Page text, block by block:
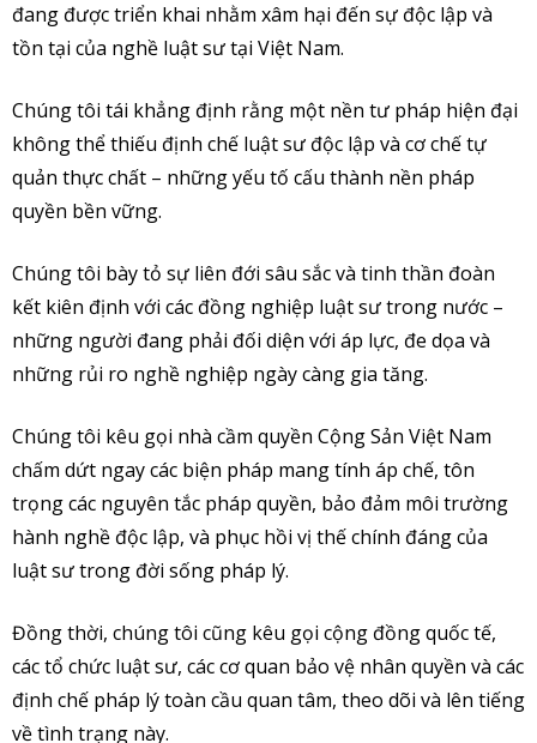
đang được triển khai nhằm xâm hại đến sự độc lập và
tồn tại của nghề luật sư tại Việt Nam.
Chúng tôi tái khẳng định rằng một nền tư pháp hiện đại
không thể thiếu định chế luật sư độc lập và cơ chế tự
quản thực chất – những yếu tố cấu thành nền pháp
quyền bền vững.
Chúng tôi bày tỏ sự liên đới sâu sắc và tinh thần đoàn
kết kiên định với các đồng nghiệp luật sư trong nước –
những người đang phải đối diện với áp lực, đe dọa và
những rủi ro nghề nghiệp ngày càng gia tăng.
Chúng tôi kêu gọi nhà cầm quyền Cộng Sản Việt Nam
chấm dứt ngay các biện pháp mang tính áp chế, tôn
trọng các nguyên tắc pháp quyền, bảo đảm môi trường
hành nghề độc lập, và phục hồi vị thế chính đáng của
luật sư trong đời sống pháp lý.
Đồng thời, chúng tôi cũng kêu gọi cộng đồng quốc tế,
các tổ chức luật sư, các cơ quan bảo vệ nhân quyền và các
định chế pháp lý toàn cầu quan tâm, theo dõi và lên tiếng
về tình trạng này.